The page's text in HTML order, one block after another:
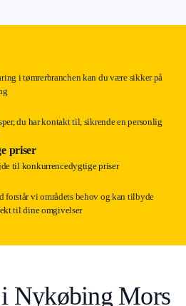
i tømrerbranchen kan du være sikker på
du har kontakt til, sikrende en personlig
priser
til konkurrencedygtige priser
forstår vi områdets behov og kan tilbyde
til dine omgivelser
Nykøbing Mors